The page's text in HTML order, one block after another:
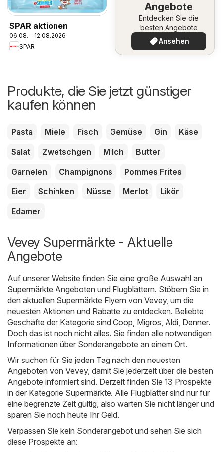
SPAR aktionen
06.08. - 12.08.2026
SPAR
Angebote
Entdecken Sie die
besten Angebote
Ansehen
Produkte, die Sie jetzt günstiger
kaufen können
Pasta Miele Fisch Gemüse Gin
Käse
Salat
Zwetschgen Milch
Butter
Garnelen
Champignons
Pommes Frites
Eier
Schinken Nüsse Merlot
Likör
Edamer
Vevey Supermärkte - Aktuelle
Angebote
Auf unserer Website finden Sie eine große Auswahl an
Supermärkte Angeboten und Flugblättern. Stöbern Sie in
den aktuellen Supermärkte Flyern von Vevey, um die
neuesten Aktionen und Rabatte zu entdecken. Beliebte
Geschäfte der Kategorie sind Coop, Migros, Aldi, Denner.
Doch das ist noch nicht alles. Sie finden alle notwendigen
Informationen über Sonderangebote an einem Ort.
Wir suchen für Sie jeden Tag nach den neuesten
Angeboten von Vevey, damit Sie jederzeit über die besten
Angebote informiert sind. Derzeit finden Sie 13 Prospekte
in der Kategorie Supermärkte. Alle Flugblätter sind nur für
eine begrenzte Zeit gültig, also warten Sie nicht länger und
sparen Sie noch heute Ihr Geld.
Verpassen Sie kein Sonderangebot und sehen Sie sich
diese Prospekte an: